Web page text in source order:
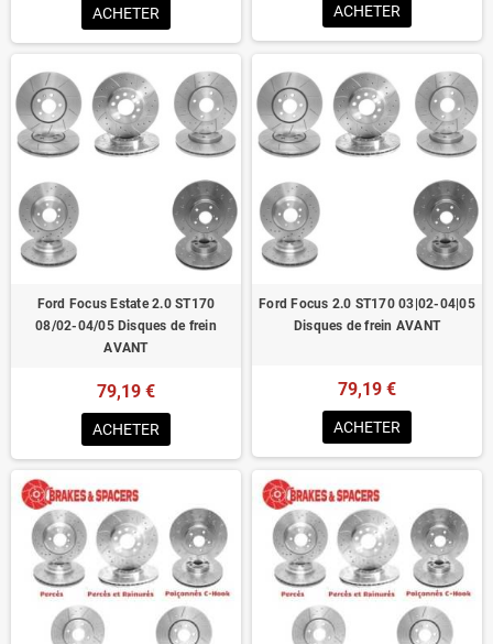
ACHETER ACHETER
Ford Focus Estate 2.0 ST170
08/02-04/05 Disques de frein
AVANT
79,19 €
ACHETER
Ford Focus 2.0 ST170 03|02-04|05
Disques de frein AVANT
79,19 €
ACHETER